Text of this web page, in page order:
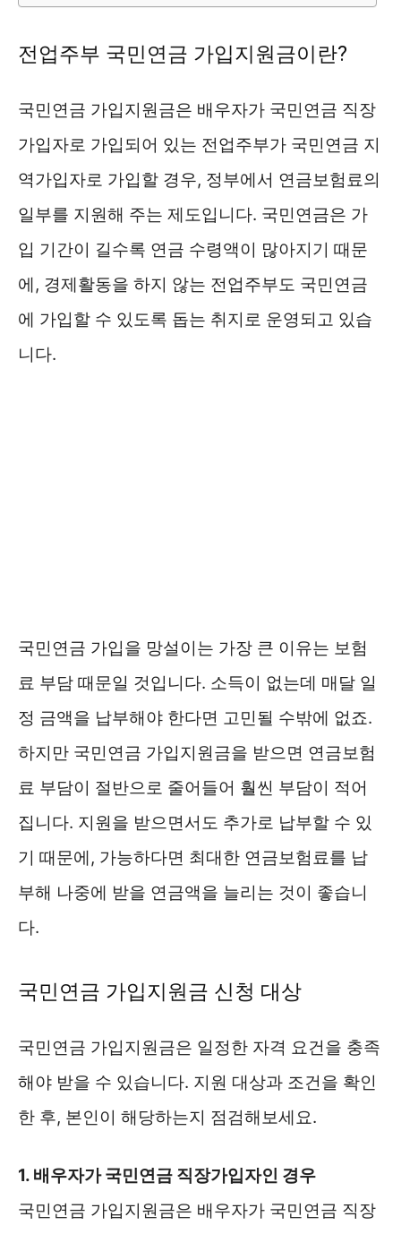
전업주부 국민연금 가입지원금이란?
국민연금 가입지원금은 배우자가 국민연금 직장
가입자로 가입되어 있는 전업주부가 국민연금 지
역가입자로 가입할 경우, 정부에서 연금보험료의
일부를 지원해 주는 제도입니다. 국민연금은 가
입 기간이 길수록 연금 수령액이 많아지기 때문
에, 경제활동을 하지 않는 전업주부도 국민연금
에 가입할 수 있도록 돕는 취지로 운영되고 있습
니다.
국민연금 가입을 망설이는 가장 큰 이유는 보험
료 부담 때문일 것입니다. 소득이 없는데 매달 일
정 금액을 납부해야 한다면 고민될 수밖에 없죠.
하지만 국민연금 가입지원금을 받으면 연금보험
료 부담이 절반으로 줄어들어 훨씬 부담이 적어
집니다. 지원을 받으면서도 추가로 납부할 수 있
기 때문에, 가능하다면 최대한 연금보험료를 납
부해 나중에 받을 연금액을 늘리는 것이 좋습니
다.
국민연금 가입지원금 신청 대상
국민연금 가입지원금은 일정한 자격 요건을 충족
해야 받을 수 있습니다. 지원 대상과 조건을 확인
한 후, 본인이 해당하는지 점검해보세요.
1. 배우자가 국민연금 직장가입자인 경우
국민연금 가입지원금은 배우자가 국민연금 직장